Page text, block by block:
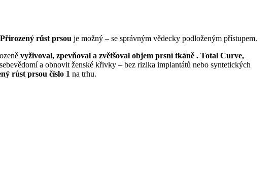
Přirozený růst prsou je možný – se správným vědecky podloženým přístupem.
vyživoval, zpevňoval a zvětšoval objem prsní tkáně . Total Curve,
a obnovit ženské křivky – bez rizika implantátů nebo syntetických
růst prsou číslo 1 na trhu.